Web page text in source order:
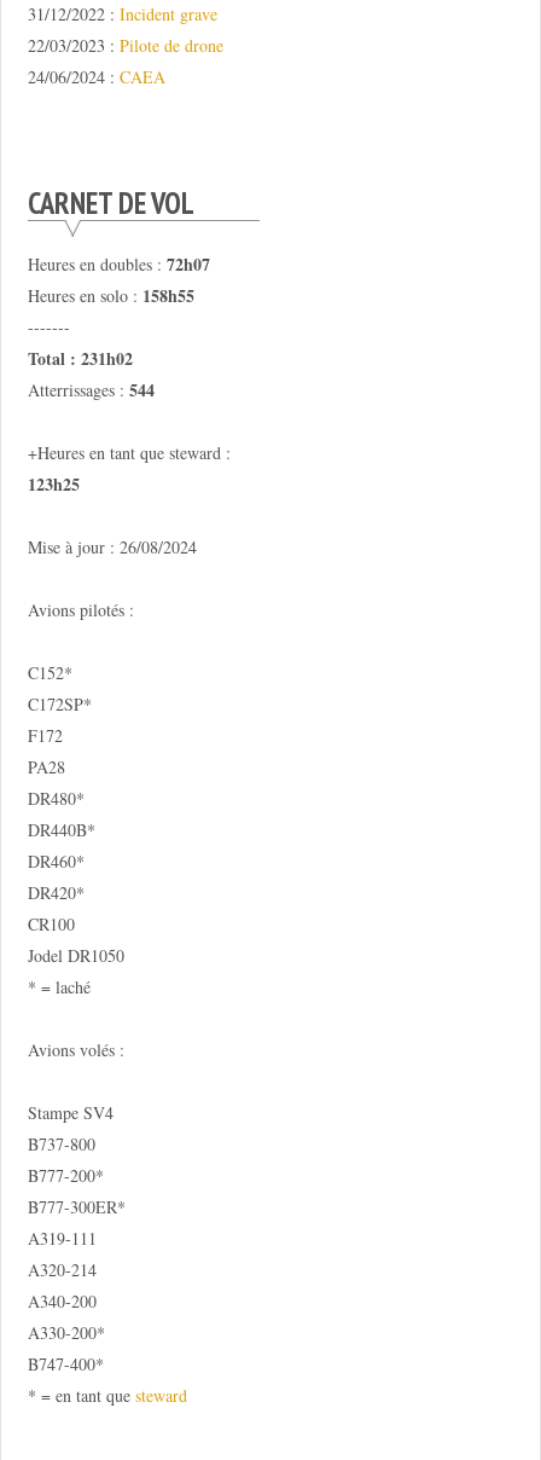
31/12/2022 : Incident grave
22/03/2023 : Pilote de drone
24/06/2024 : CAEA
CARNET DE VOL
Heures en doubles : 72h07
Heures en solo : 158h55
-------
Total : 231h02
Atterrissages : 544
+Heures en tant que steward :
123h25
Mise à jour : 26/08/2024
Avions pilotés :
C152*
C172SP*
F172
PA28
DR480*
DR440B*
DR460*
DR420*
CR100
Jodel DR1050
* = laché
Avions volés :
Stampe SV4
B737-800
B777-200*
B777-300ER*
A319-111
A320-214
A340-200
A330-200*
B747-400*
* = en tant que steward